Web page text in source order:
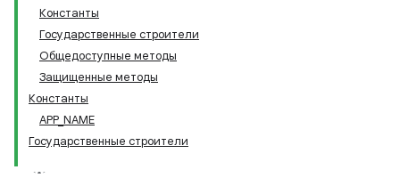
Константы
Государственные строители
Общедоступные методы
Защищенные методы
Константы
APP_NAME
Государственные строители